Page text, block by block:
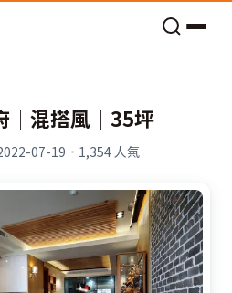
│混搭風│35坪
07-19 · 1,354人氣